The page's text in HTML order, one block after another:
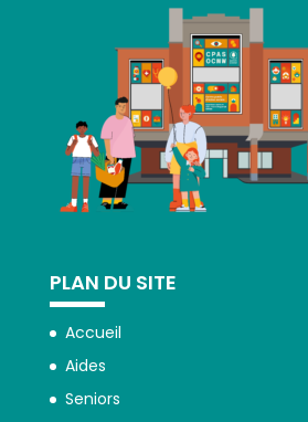
PLAN DU SITE
Accueil
Aides
Seniors